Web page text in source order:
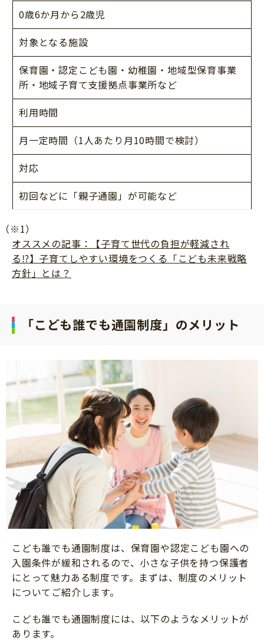
0歳6か月から2歳児
対象となる施設
保育園・認定こども園・幼稚園・地域型保育事業
所・地域子育て支援拠点事業所など
利用時間
月一定時間（1人あたり月10時間で検討）
対応
初回などに「親子通園」が可能など
（※1）
オススメの記事：【子育て世代の負担が軽減され
る⁉】子育てしやすい環境をつくる「こども未来戦略
方針」とは？
「こども誰でも通園制度」のメリット
こども誰でも通園制度は、保育園や認定こども園への
入園条件が緩和されるので、小さな子供を持つ保護者
にとって魅力ある制度です。まずは、制度のメリット
についてご紹介します。
こども誰でも通園制度には、以下のようなメリットが
あります。